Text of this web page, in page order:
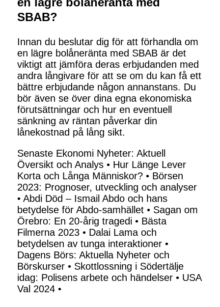
SBAB?
Innan du beslutar dig för att förhandla om
en lägre bolåneränta med SBAB är det
viktigt att jämföra deras erbjudanden med
andra långivare för att se om du kan få ett
bättre erbjudande någon annanstans. Du
bör även se över dina egna ekonomiska
förutsättningar och hur en eventuell
sänkning av räntan påverkar din
lånekostnad på lång sikt.
Senaste Ekonomi Nyheter: Aktuell
Översikt och Analys • Hur Länge Lever
Korta och Långa Människor? • Börsen
2023: Prognoser, utveckling och analyser
• Abdi Död – Ismail Abdo och hans
betydelse för Abdo-samhället • Sagan om
Örebro: En 20-årig tragedi • Bästa
Filmerna 2023 • Dalai Lama och
betydelsen av tunga interaktioner •
Dagens Börs: Aktuella Nyheter och
Börskurser • Skottlossning i Södertälje
idag: Polisens arbete och händelser • USA
Val 2024 •